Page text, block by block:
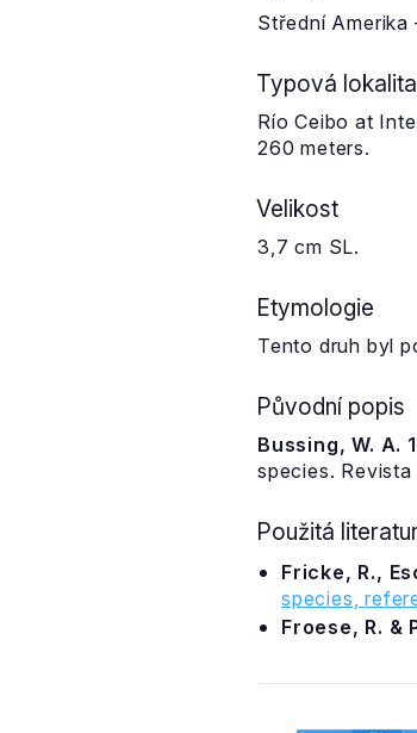
Střední
Typová lokalita
Río Ceibo at
260 meters.
Velikost
3,7 cm SL.
Etymologie
Tento druh byl
Původní popis
Bussing, W. A.
species.
Použitá
Fricke, R.,
species,
Froese, R. &